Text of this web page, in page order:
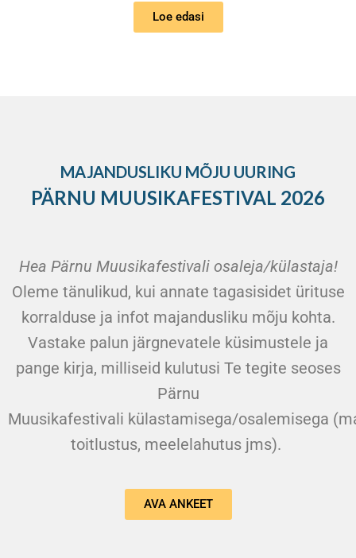
Loe edasi
MAJANDUSLIKU MÕJU UURING
PÄRNU MUUSIKAFESTIVAL 2026
Hea Pärnu Muusikafestivali osaleja/külastaja!
Oleme tänulikud, kui annate tagasisidet ürituse
korralduse ja infot majandusliku mõju kohta.
Vastake palun järgnevatele küsimustele ja
pange kirja, milliseid kulutusi Te tegite seoses
Pärnu
Muusikafestivali külastamisega/osalemisega
toitlustus, meelelahutus jms).
AVA ANKEET